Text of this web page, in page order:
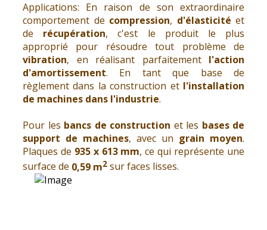
Applications: En raison de son extraordinaire
comportement de compression, d'élasticité et
de récupération, c'est le produit le plus
approprié pour résoudre tout problème de
vibration, en réalisant parfaitement l'action
d'amortissement. En tant que base de
règlement dans la construction et l'installation
de machines dans l'industrie.
Pour les bancs de construction et les bases de
support de machines, avec un grain moyen.
Plaques de 935 x 613 mm, ce qui représente une
surface de 0,59 m2 sur faces lisses.